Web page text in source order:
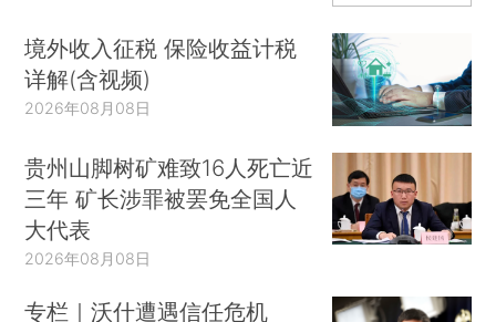
境外收入征税 保险收益计税
详解(含视频)
2026年08月08日
贵州山脚树矿难致16人死亡近
三年 矿长涉罪被罢免全国人
大代表
2026年08月08日
专栏｜沃什遭遇信任危机